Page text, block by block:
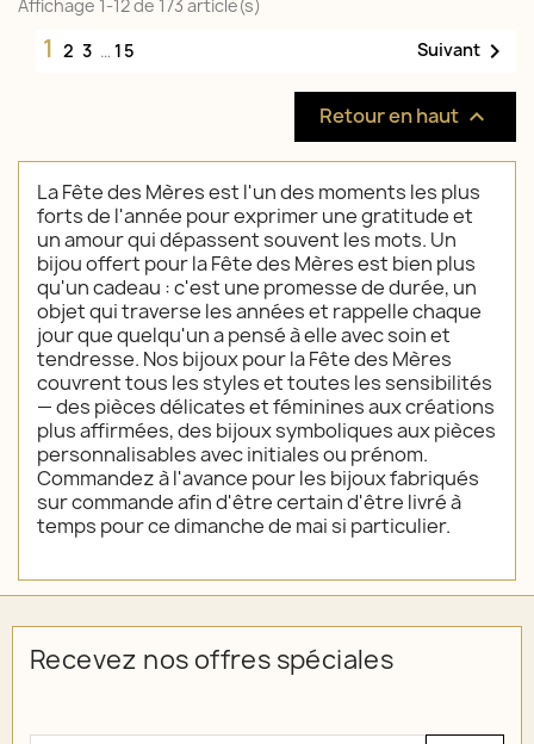
Affichage 1-12 de 173 article(s)
1 2 3 … 15 Suivant 
Retour en haut 
La Fête des Mères est l'un des moments les plus
forts de l'année pour exprimer une gratitude et
un amour qui dépassent souvent les mots. Un
bijou offert pour la Fête des Mères est bien plus
qu'un cadeau : c'est une promesse de durée, un
objet qui traverse les années et rappelle chaque
jour que quelqu'un a pensé à elle avec soin et
tendresse. Nos bijoux pour la Fête des Mères
couvrent tous les styles et toutes les sensibilités
— des pièces délicates et féminines aux créations
plus affirmées, des bijoux symboliques aux pièces
personnalisables avec initiales ou prénom.
Commandez à l'avance pour les bijoux fabriqués
sur commande afin d'être certain d'être livré à
temps pour ce dimanche de mai si particulier.
Recevez nos offres spéciales